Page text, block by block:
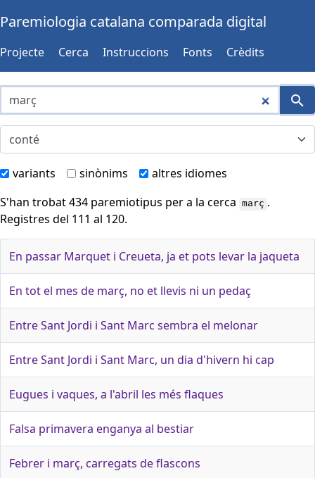
Paremiologia catalana comparada digital
Projecte Cerca Instruccions Fonts Crèdits
variants sinònims
altres idiomes
S'han trobat 434 paremiotipus per a la cerca març .
Registres del 111 al 120.
En passar Marquet i Creueta, ja et pots levar la jaqueta
En tot el mes de març, no et llevis ni un pedaç
Entre Sant Jordi i Sant Marc sembra el melonar
Entre Sant Jordi i Sant Marc, un dia d'hivern hi cap
Eugues i vaques, a l'abril les més flaques
Falsa primavera enganya al bestiar
Febrer i març, carregats de flascons